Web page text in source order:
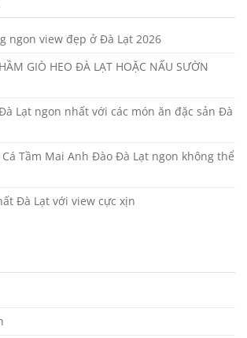
ngon view đẹp ở Đà Lạt 2026
GIÒ HEO ĐÀ LẠT HOẶC NẤU SƯỜN
Lạt ngon nhất với các món ăn đặc sản Đà
Tầm Mai Anh Đào Đà Lạt ngon không thể
Đà Lạt với view cực xịn